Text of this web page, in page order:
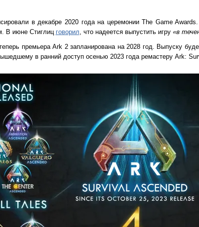
в декабре 2020 года на церемонии The Game
В июне Стиглиц говорил, что надеется выпустить игру«в
премьера Ark 2 запланирована на 2028 год. Выпуску
в ранний доступ осенью 2023 года ремастеру Ark: